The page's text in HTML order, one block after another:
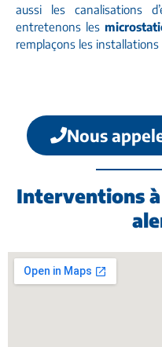
aussi les canalisations
entretenons les
remplaçons les
Nous
Interventions